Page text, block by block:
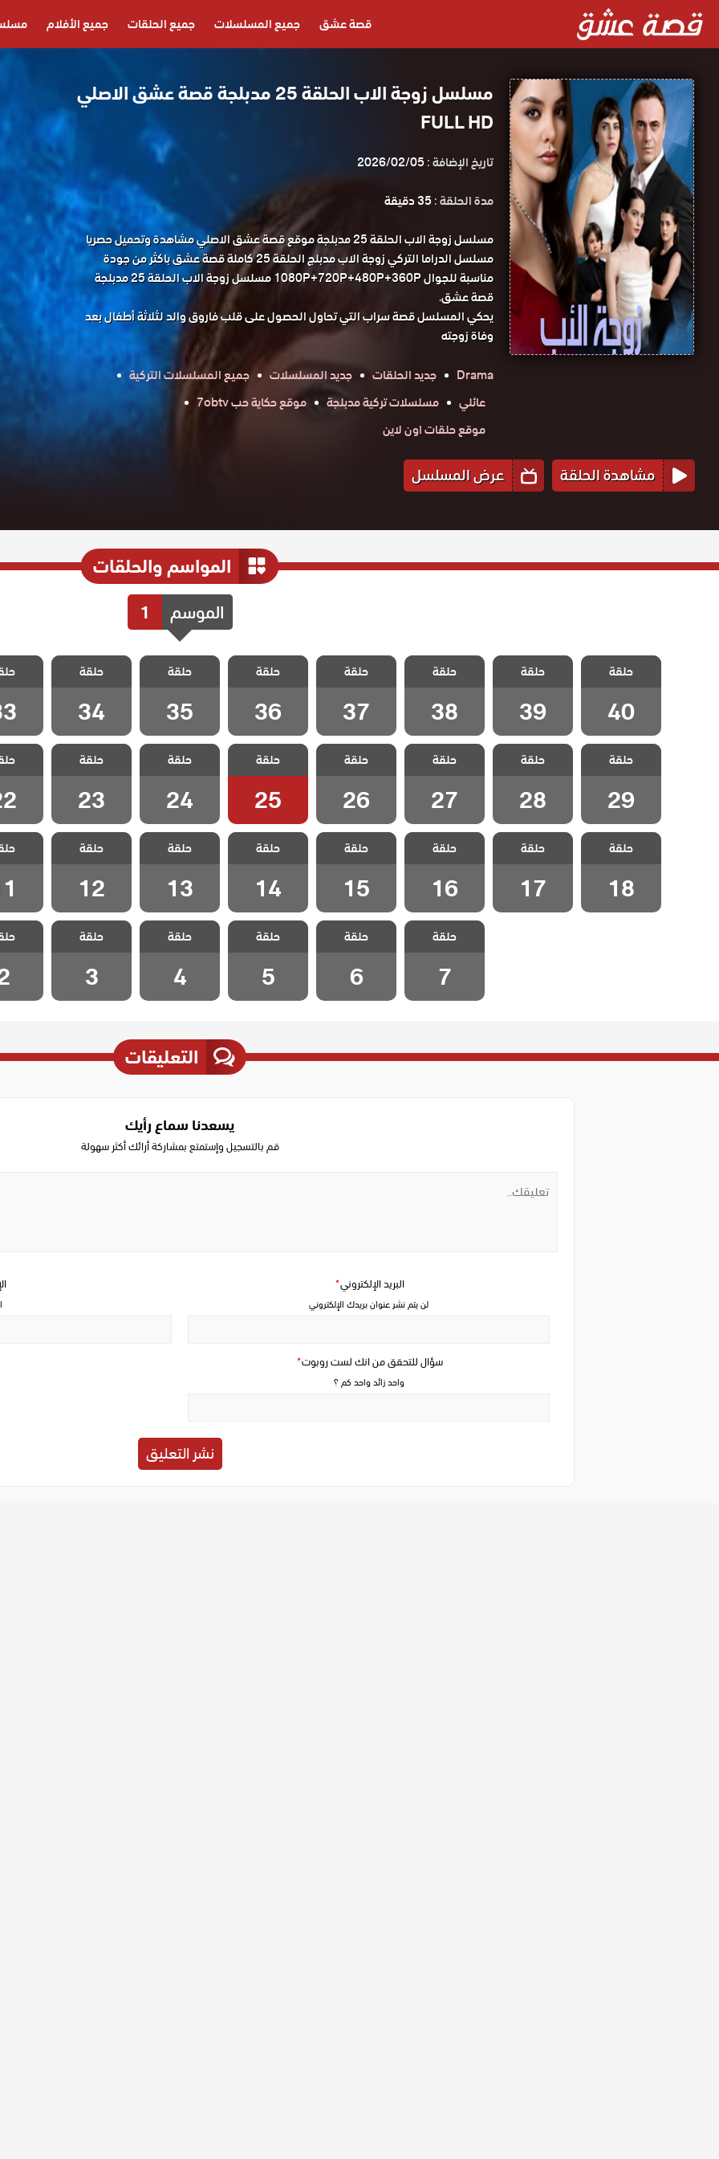
قصة عشق جميع المسلسلات جميع الحلقات جميع الأفلام
مسلسل زوجة الاب الحلقة 25 مدبلجة قصة عشق الاصلي
FULL HD
تاريخ الإضافة :2026/02/05
مدة الحلقة :35 دقيقة
مسلسل زوجة الاب الحلقة 25 مدبلجة موقع قصة عشق الاصلي مشاهدة وتحميل حصريا
مسلسل الدراما التركي زوجة الاب مدبلج الحلقة 25 كاملة قصة عشق باكثر من جودة
مناسبة للجوال 1080P+720P+480P+360P مسلسل زوجة الاب الحلقة 25 مدبلجة
قصة عشق.
يحكي المسلسل قصة سراب التي تحاول الحصول على قلب فاروق والد لثلاثة أطفال بعد
وفاة زوجته
Drama
جديد الحلقات جديد المسلسلات
جميع المسلسلات التركية
عائلي
مسلسلات تركية مدبلجة
موقع حكاية حب 7obtv
موقع حلقات اون لاين
مشاهدة الحلقة عرض المسلسل
المواسم والحلقات
الموسم 1
الاب مدبلج
الحلقة 40
والاخيرة
حلقة
40
مسلسل زوجة
الاب مدبلج
الحلقة 39
حلقة
39
مسلسل زوجة
الاب مدبلج
الحلقة 38
حلقة
38
مسلسل زوجة
الاب مدبلج
الحلقة 37
حلقة
37
مسلسل زوجة
الاب مدبلج
الحلقة 36
حلقة
36
مسلسل زوجة
الاب مدبلج
الحلقة 35
حلقة
35
مسلسل زوجة
الاب مدبلج
الحلقة 34
حلقة
34
الاب
مسلسل زوجة
الاب مدبلج
الحلقة 29
حلقة
29
مسلسل زوجة
الاب مدبلج
الحلقة 28
حلقة
28
مسلسل زوجة
الاب مدبلج
الحلقة 27
حلقة
27
مسلسل زوجة
الاب مدبلج
الحلقة 26
حلقة
26
مسلسل زوجة
الاب مدبلج
الحلقة 25
حلقة
25
مسلسل زوجة
الاب مدبلج
الحلقة 24
حلقة
24
مسلسل زوجة
الاب مدبلج
الحلقة 23
حلقة
23
الاب
مسلسل زوجة
الاب مدبلج
الحلقة 18
حلقة
18
مسلسل زوجة
الاب مدبلج
الحلقة 17
حلقة
17
مسلسل زوجة
الاب مدبلج
الحلقة 16
حلقة
16
مسلسل زوجة
الاب مدبلج
الحلقة 15
حلقة
15
مسلسل زوجة
الاب مدبلج
الحلقة 14
حلقة
14
مسلسل زوجة
الاب مدبلج
الحلقة 13
حلقة
13
مسلسل زوجة
الاب مدبلج
الحلقة 12
حلقة
12
الاب
مسلسل زوجة
الاب مدبلج
الحلقة 7
حلقة
7
مسلسل زوجة
الاب مدبلج
الحلقة 6
حلقة
6
مسلسل زوجة
الاب مدبلج
الحلقة 5
حلقة
5
مسلسل زوجة
الاب مدبلج
الحلقة 4
حلقة
4
مسلسل زوجة
الاب مدبلج
الحلقة 3
حلقة
3
الاب
التعليقات
يسعدنا سماع رأيك
قم بالتسجيل وإستمتع بمشاركة أرائك أكثر سهولة
سؤال للتحقق من انك لست روبوت*
واحد زائد واحد كم ؟
البريد الإلكتروني*
لن يتم نشر عنوان بريدك الإلكتروني